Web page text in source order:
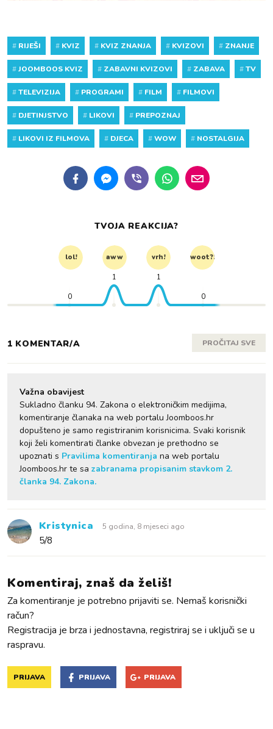
# RIJEŠI # KVIZ # KVIZ ZNANJA # KVIZOVI # ZNANJE
#JOOMBOOS KVIZ # ZABAVNI KVIZOVI # ZABAVA #TV
#TELEVIZIJA # PROGRAMI # FILM # FILMOVI
# DJETINJSTVO # LIKOVI # PREPOZNAJ
# LIKOVI IZ FILMOVA # DJECA #WOW # NOSTALGIJA
TVOJA REAKCIJA?
lol! aww vrh! woot?!
0
1 1
0
1 KOMENTAR/A PROČITAJ SVE
Važna obavijest
Sukladno članku 94. Zakona o elektroničkim medijima,
komentiranje članaka na web portalu Joomboos.hr
dopušteno je samo registriranim korisnicima. Svaki korisnik
koji želi komentirati članke obvezan je prethodno se
upoznati s Pravilima komentiranja na web portalu
Joomboos.hr te sa zabranama propisanim stavkom 2.
članka 94. Zakona.
Kristynica 5 godina, 8 mjeseci ago
5/8
Komentiraj, znaš da želiš!
Za komentiranje je potrebno prijaviti se. Nemaš korisnički
račun?
Registracija je brza i jednostavna, registriraj se i uključi se u
raspravu.
PRIJAVA PRIJAVA PRIJAVA